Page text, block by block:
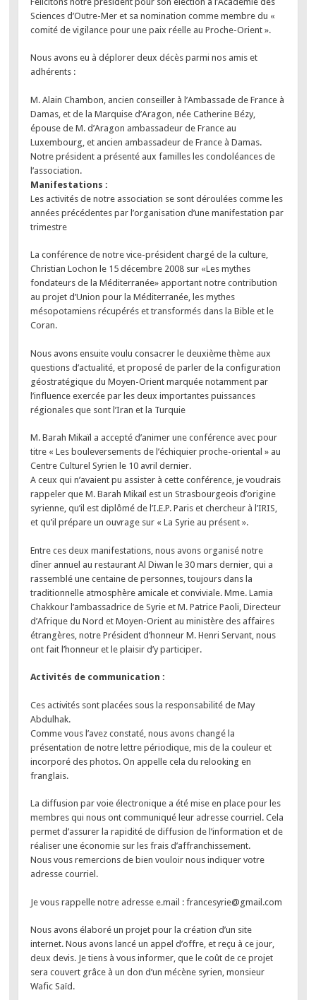
Sciences d’Outre-Mer et sa nomination comme membre du «
comité de vigilance pour une paix réelle au Proche-Orient ».
Nous avons eu à déplorer deux décès parmi nos amis et
adhérents :
M. Alain Chambon, ancien conseiller à l’Ambassade de France à
Damas, et de la Marquise d’Aragon, née Catherine Bézy,
épouse de M. d’Aragon ambassadeur de France au
Luxembourg, et ancien ambassadeur de France à Damas.
Notre président a présenté aux familles les condoléances de
l’association.
Manifestations :
Les activités de notre association se sont déroulées comme les
années précédentes par l’organisation d’une manifestation par
trimestre
La conférence de notre vice-président chargé de la culture,
Christian Lochon le 15 décembre 2008 sur «Les mythes
fondateurs de la Méditerranée» apportant notre contribution
au projet d’Union pour la Méditerranée, les mythes
mésopotamiens récupérés et transformés dans la Bible et le
Coran.
Nous avons ensuite voulu consacrer le deuxième thème aux
questions d’actualité, et proposé de parler de la configuration
géostratégique du Moyen-Orient marquée notamment par
l’influence exercée par les deux importantes puissances
régionales que sont l’Iran et la Turquie
M. Barah Mikaïl a accepté d’animer une conférence avec pour
titre « Les bouleversements de l’échiquier proche-oriental » au
Centre Culturel Syrien le 10 avril dernier.
A ceux qui n’avaient pu assister à cette conférence, je voudrais
rappeler que M. Barah Mikaïl est un Strasbourgeois d’origine
syrienne, qu’il est diplômé de l’I.E.P. Paris et chercheur à l’IRIS,
et qu’il prépare un ouvrage sur « La Syrie au présent ».
Entre ces deux manifestations, nous avons organisé notre
dîner annuel au restaurant Al Diwan le 30 mars dernier, qui a
rassemblé une centaine de personnes, toujours dans la
traditionnelle atmosphère amicale et conviviale. Mme. Lamia
Chakkour l’ambassadrice de Syrie et M. Patrice Paoli, Directeur
d’Afrique du Nord et Moyen-Orient au ministère des affaires
étrangères, notre Président d’honneur M. Henri Servant, nous
ont fait l’honneur et le plaisir d’y participer.
Activités de communication :
Ces activités sont placées sous la responsabilité de May
Abdulhak.
Comme vous l’avez constaté, nous avons changé la
présentation de notre lettre périodique, mis de la couleur et
incorporé des photos. On appelle cela du relooking en
franglais.
La diffusion par voie électronique a été mise en place pour les
membres qui nous ont communiqué leur adresse courriel. Cela
permet d’assurer la rapidité de diffusion de l’information et de
réaliser une économie sur les frais d’affranchissement.
Nous vous remercions de bien vouloir nous indiquer votre
adresse courriel.
Je vous rappelle notre adresse e.mail : francesyrie@gmail.com
Nous avons élaboré un projet pour la création d’un site
internet. Nous avons lancé un appel d’offre, et reçu à ce jour,
deux devis. Je tiens à vous informer, que le coût de ce projet
sera couvert grâce à un don d’un mécène syrien, monsieur
Wafic Saïd.